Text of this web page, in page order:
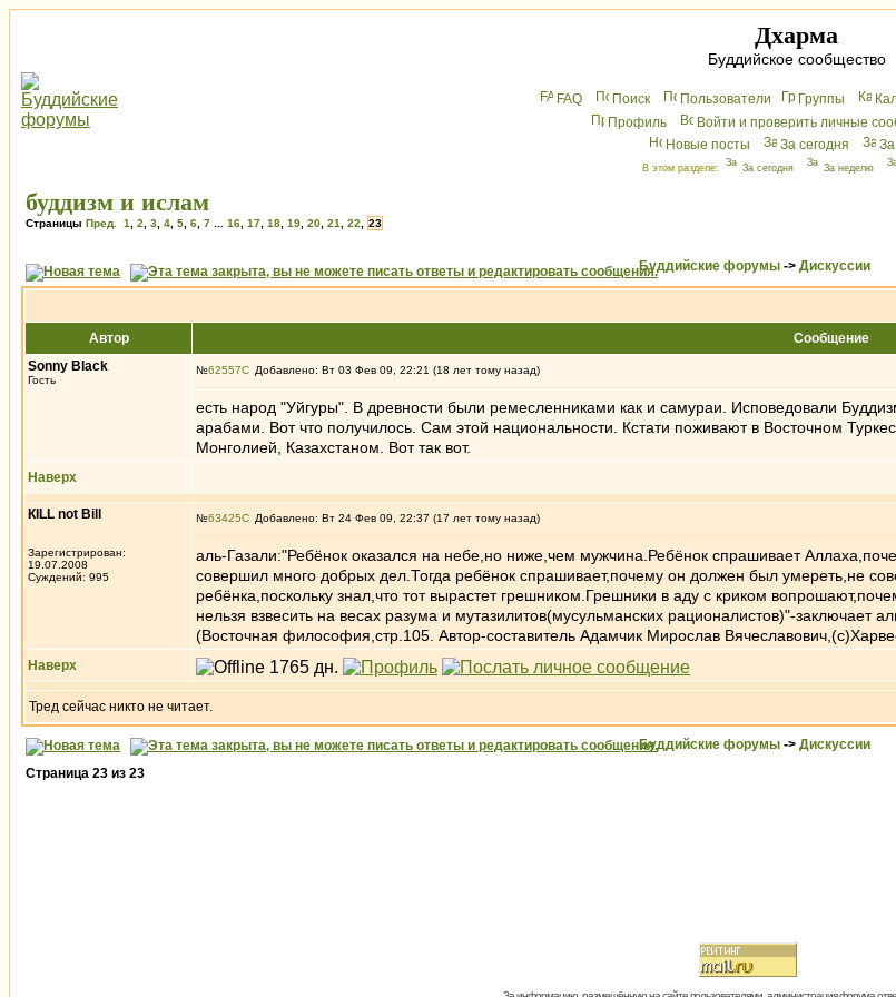
Дхарма
Буддийское сообщество
FAQ Поиск Пользователи Группы
Профиль
Войти и проверить личные
Новые посты
За сегодня
В этом разделе: За сегодня За неделю
буддизм и ислам
Страницы Пред. 1 2 3 4 5 6 7 16 17 18 19 20 21 22 23
Буддийские форумы -> Дискуссии
Автор
Сообщение
Sonny Black
Гость
№62557 Добавлено: Вт 03 Фев 09, 22:21 (18 лет тому назад)
есть народ "Уйгуры". В древности были ремесленниками как и самураи. Исповедовали
арабами. Вот что получилось. Сам этой национальности. Кстати поживают в Восточном
Монголией, Казахстаном. Вот так вот.
Наверх
КILL not Вill
Зарегистрирован:
19.07.2008
Суждений: 995
№63425 Добавлено: Вт 24 Фев 09, 22:37 (17 лет тому назад)
аль-Газали:"Ребёнок оказался на небе,но ниже,чем мужчина.Ребёнок спрашивает
совершил много добрых дел.Тогда ребёнок спрашивает,почему он должен был умереть,не
ребёнка,поскольку знал,что тот вырастет грешником.Грешники в аду с криком
нельзя взвесить на весах разума и мутазилитов(мусульманских рационалистов)"-заключает
(Восточная философия,стр.105. Автор-составитель Адамчик Мирослав
Наверх
Тред сейчас никто не читает.
Буддийские форумы -> Дискуссии
Страница 23 из 23